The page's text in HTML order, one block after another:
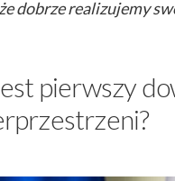
dobrze realizujemy
pierwszy